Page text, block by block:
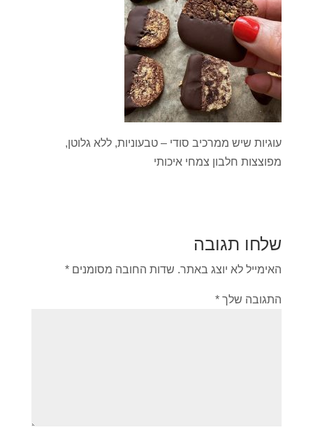
עוגיות שיש ממרכיב סודי – טבעוניות, ללא גלוטן,
מפוצצות חלבון צמחי איכותי
שלחו תגובה
האימייל לא יוצג באתר. שדות החובה מסומנים *
התגובה שלך *